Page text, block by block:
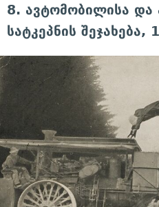
8. ავტომობილისა და
სატკეპნის შეჯახება,